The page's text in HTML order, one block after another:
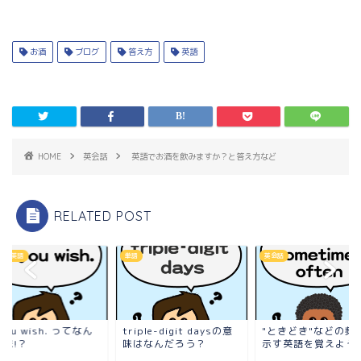
お酒 ブログ 答え方 英語
HOME 英会話 英語でお酒を飲みますか？と答え方など
RELATED POST
ス英語
wish. ってなん
!？
単語
triple-digit daysの意
味はなんだろう？
英会話
"ときどき"などの頻
示す英語を覚えよう